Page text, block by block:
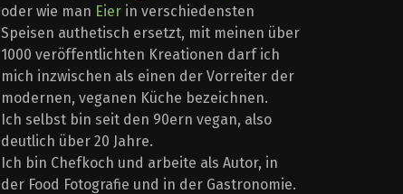
oder wie man Eier in verschiedensten
Speisen authetisch ersetzt, mit meinen über
1000 veröffentlichten Kreationen darf ich
mich inzwischen als einen der Vorreiter der
modernen, veganen Küche bezeichnen.
Ich selbst bin seit den 90ern vegan, also
deutlich über 20 Jahre.
Ich bin Chefkoch und arbeite als Autor, in
der Food Fotografie und in der Gastronomie.